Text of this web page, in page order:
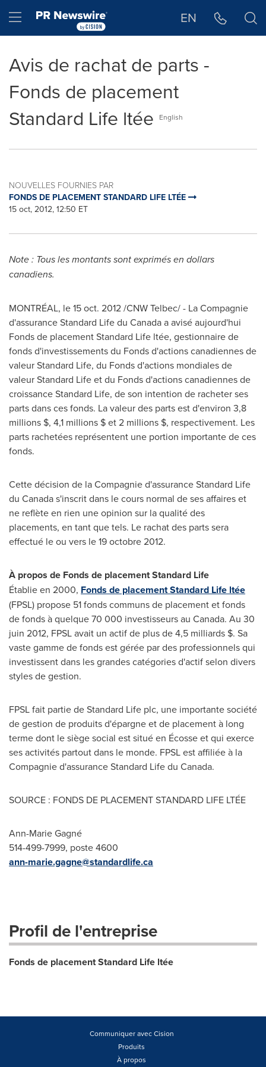
Hamburger menu EN
Avis de rachat de parts -
Fonds de placement
Standard Life ltée
English
NOUVELLES FOURNIES PAR
FONDS DE PLACEMENT STANDARD LIFE LTÉE
15 oct, 2012, 12:50 ET
Note : Tous les montants sont exprimés en dollars
canadiens.
MONTRÉAL, le15 oct. 2012/CNW Telbec/ - La Compagnie
d'assurance Standard Life du Canadaa avisé aujourd'hui
Fonds de placement Standard Life ltée, gestionnaire de
fonds d'investissements du Fonds d'actions canadiennes de
valeur Standard Life, du Fonds d'actions mondiales de
valeur Standard Life et du Fonds d'actions canadiennes de
croissance Standard Life, de son intention de racheter ses
parts dans ces fonds. La valeur des parts est d'environ 3,8
millions $, 4,1 millions $ et 2 millions $, respectivement. Les
parts rachetées représentent une portion importante de ces
fonds.
Cette décision de la Compagnie d'assurance Standard Life
du Canadas'inscrit dans le cours normal de ses affaires et
ne reflète en rien une opinion sur la qualité des
placements, en tant que tels. Le rachat des parts sera
effectué le ou vers le 19 octobre 2012.
À propos de Fonds de placement Standard Life
Établie en 2000, Fonds de placement Standard Life ltée
(FPSL) propose 51 fonds communs de placement et fonds
de fonds à quelque 70 000 investisseurs au Canada. Au 30
juin 2012, FPSL avait un actif de plus de 4,5 milliards $. Sa
vaste gamme de fonds est gérée par des professionnels qui
investissent dans les grandes catégories d'actif selon divers
styles de gestion.
FPSL fait partie de Standard Life plc, une importante société
de gestion de produits d'épargne et de placement à long
terme dont le siège social est situé en Écosse et qui exerce
ses activités partout dans le monde. FPSL est affiliée à la
Compagnie d'assurance Standard Life du Canada.
SOURCE : FONDS DE PLACEMENT STANDARD LIFE LTÉE
Ann-Marie Gagné
514-499-7999, poste 4600
ann-marie.gagne@standardlife.ca
Profil de l'entreprise
Fonds de placement Standard Life ltée
Communiquer avec Cision
Produits
À propos